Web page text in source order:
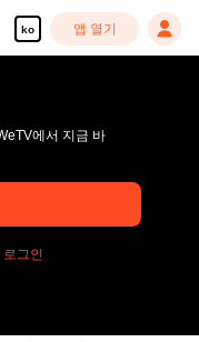
ko 앱 열기
에서 지금 바
로그인